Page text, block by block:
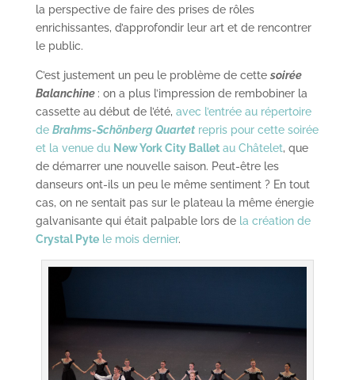
la perspective de faire des prises de rôles
enrichissantes, d’approfondir leur art et de rencontrer
le public.
C’est justement un peu le problème de cette soirée
Balanchine : on a plus l’impression de rembobiner la
cassette au début de l’été, avec l’entrée au répertoire
de Brahms-Schönberg Quartetrepris pour cette soirée
et la venue du New York City Balletau Châtelet, que
de démarrer une nouvelle saison. Peut-être les
danseurs ont-ils un peu le même sentiment ? En tout
cas, on ne sentait pas sur le plateau la même énergie
galvanisante qui était palpable lors de la création de
Crystal Pytele mois dernier.